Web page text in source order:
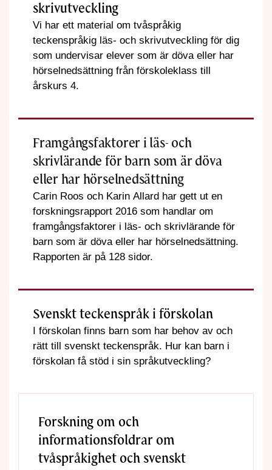
skrivutveckling
Vi har ett material om tvåspråkig
teckenspråkig läs- och skrivutveckling för dig
som undervisar elever som är döva eller har
hörselnedsättning från förskoleklass till
årskurs 4.
Framgångsfaktorer i läs- och
skrivlärande för barn som är döva
eller har hörselnedsättning
Carin Roos och Karin Allard har gett ut en
forskningsrapport 2016 som handlar om
framgångsfaktorer i läs- och skrivlärande för
barn som är döva eller har hörselnedsättning.
Rapporten är på 128 sidor.
Svenskt teckenspråk i förskolan
I förskolan finns barn som har behov av och
rätt till svenskt teckenspråk. Hur kan barn i
förskolan få stöd i sin språkutveckling?
Forskning om och
informationsfoldrar om
tvåspråkighet och svenskt